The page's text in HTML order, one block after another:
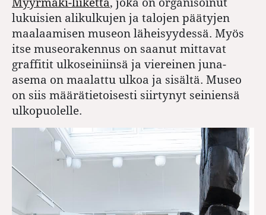
lukuisien alikulkujen ja talojen päätyjen
maalaamisen museon läheisyydessä. Myös
itse museorakennus on saanut mittavat
graffitit ulkoseiniinsä ja viereinen juna-
asema on maalattu ulkoa ja sisältä. Museo
on siis määrätietoisesti siirtynyt seiniensä
ulkopuolelle.